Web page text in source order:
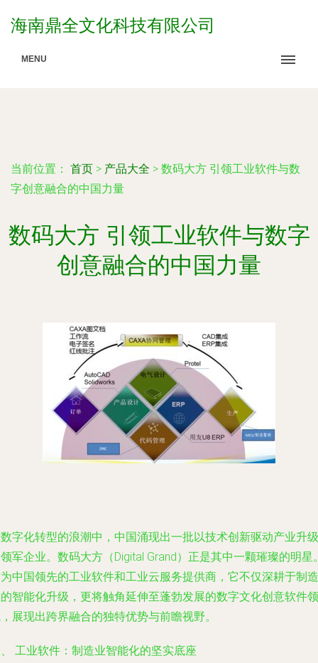
海南鼎全文化科技有限公司
MENU
当前位置： 首页 > 产品大全 > 数码大方 引领工业软件与数
字创意融合的中国力量
数码大方 引领工业软件与数字
创意融合的中国力量
字化转型的浪潮中，中国涌现出一批以技术创新驱动产业升级
军企业。数码大方（Digital Grand）正是其中一颗璀璨的明星
中国领先的工业软件和工业云服务提供商，它不仅深耕于制造
智能化升级，更将触角延伸至蓬勃发展的数字文化创意软件领
展现出跨界融合的独特优势与前瞻视野。
工业软件：制造业智能化的坚实底座